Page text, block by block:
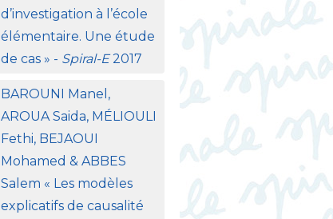
d’investigation à l’école
élémentaire. Une étude
de cas » - Spiral-E2017
BAROUNI Manel,
AROUA Saida, MÉLIOULI
Fethi, BEJAOUI
Mohamed &ABBES
Salem « Les modèles
explicatifs de causalité